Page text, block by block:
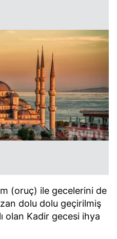
(oruç) ile gecelerini de
dolu dolu geçirilmiş
olan Kadir gecesi ihya